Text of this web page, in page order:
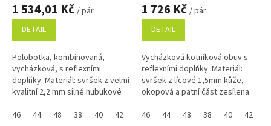
1 534,01 Kč / pár
DETAIL
Polobotka, kombinovaná,
vycházková, s reflexními
doplňky. Materiál: svršek z velmi
kvalitní 2,2 mm silné nubukové
voděodolnou membránou
46 44 48 38 40 42 39 41 43 45 37 47
1 726 Kč / pár
DETAIL
Vycházková kotníková obuv s
reflexními doplňky. Materiál:
svršek z lícové 1,5mm kůže,
okopová a patní část zesílena
materiálu, textilní podšívka...
46 44 48 38 40 42